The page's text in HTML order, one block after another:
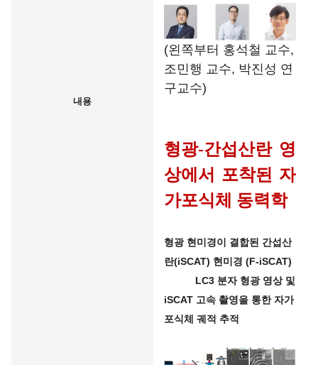
내용
(왼쪽부터 홍석철 교수,
조민행 교수, 박진성 연
구교수)
형광-간섭산란 영
상에서 포착된 자
가포식체 동력학
형광 현미경이 결합된 간섭산
란(iSCAT) 현미경 (F-iSCAT)
LC3 분자 형광 영상 및
iSCAT 고속 촬영을 통한 자가
포식체 궤적 추적